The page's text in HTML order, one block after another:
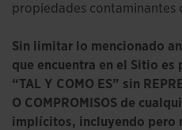
propiedades contaminantes
Sin limitar lo mencionado
que encuentra en el Sitio
“TAL Y COMO ES” sin
O COMPROMISOS de
implícitos, incluyendo pero